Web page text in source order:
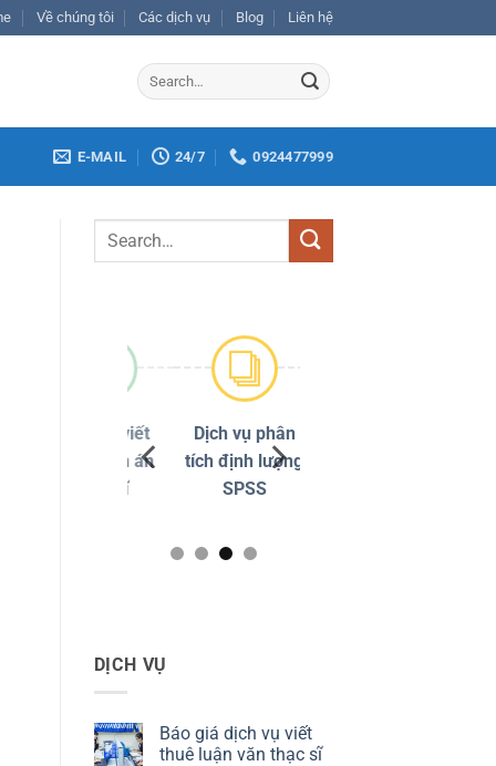
Về chúng tôi Các dịch vụ Blog Liên hệ
E-MAIL 24/7 0924477999
Dịch vụ phân
tích định lượng
SPSS
DỊCH VỤ
Báo giá dịch vụ viết
thuê luận văn thạc sĩ